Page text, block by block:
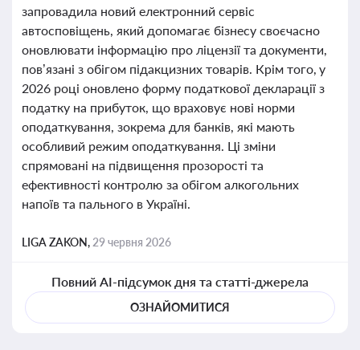
запровадила новий електронний сервіс
автосповіщень, який допомагає бізнесу своєчасно
оновлювати інформацію про ліцензії та документи,
пов’язані з обігом підакцизних товарів. Крім того, у
2026 році оновлено форму податкової декларації з
податку на прибуток, що враховує нові норми
оподаткування, зокрема для банків, які мають
особливий режим оподаткування. Ці зміни
спрямовані на підвищення прозорості та
ефективності контролю за обігом алкогольних
напоїв та пального в Україні.
LIGA ZAKON, 29 червня 2026
Повний AI-підсумок дня та статті-джерела
ОЗНАЙОМИТИСЯ